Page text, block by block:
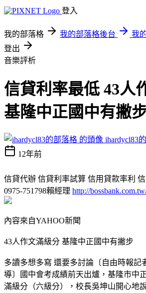
登入
我的部落格 我的部落格後台
我
登出
音樂評析
信貸利率最低 43人
基隆中正國中有撇
ihardycl83
12年前
信貸代辦 信貸利率試算 信用貸款率利
0975-751798賴經理 http://
內容來自YAHOO新聞
43人作文滿級分 基隆中正國中有撇步
多讀多想多寫 還要多討論〔自由時報記
導〕國中會考成績前天出爐，基隆市中
滿級分（六級分），校長吳坤山開心地